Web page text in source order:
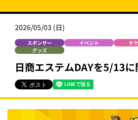
2026/05/03 (日)
スポンサー イベント
チ
グッズ
日商エステムDAYを5/13に